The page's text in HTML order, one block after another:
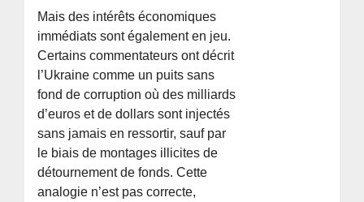
Mais des intérêts économiques
immédiats sont également en jeu.
Certains commentateurs ont décrit
l’Ukraine comme un puits sans
fond de corruption où des milliards
d’euros et de dollars sont injectés
sans jamais en ressortir, sauf par
le biais de montages illicites de
détournement de fonds. Cette
analogie n’est pas correcte,